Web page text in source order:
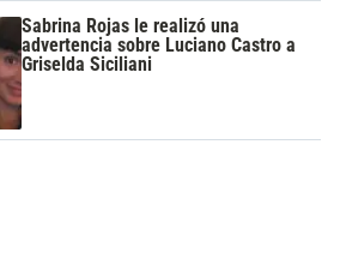
Sabrina Rojas le realizó una
advertencia sobre Luciano Castro a
Griselda Siciliani